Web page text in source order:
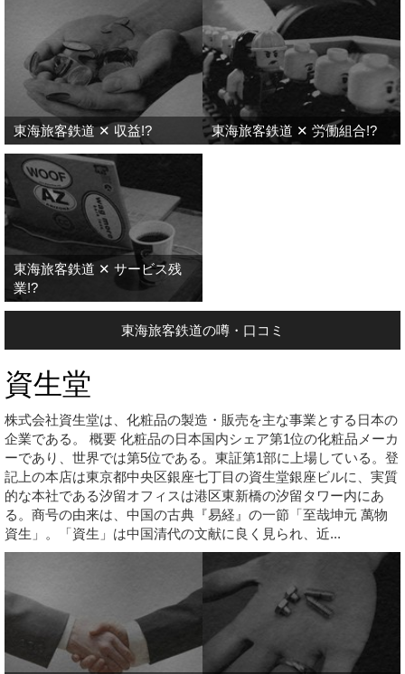
東海旅客鉄道 ✕ 収益!? 東海旅客鉄道 ✕ 労働組合!?
東海旅客鉄道 ✕ サービス残
業!?
東海旅客鉄道の噂・口コミ
資生堂
株式会社資生堂は、化粧品の製造・販売を主な事業とする日本の
企業である。 概要 化粧品の日本国内シェア第1位の化粧品メーカ
ーであり、世界では第5位である。東証第1部に上場している。登
記上の本店は東京都中央区銀座七丁目の資生堂銀座ビルに、実質
的な本社である汐留オフィスは港区東新橋の汐留タワー内にあ
る。商号の由来は、中国の古典『易経』の一節「至哉坤元 萬物
資生」。「資生」は中国清代の文献に良く見られ、近...